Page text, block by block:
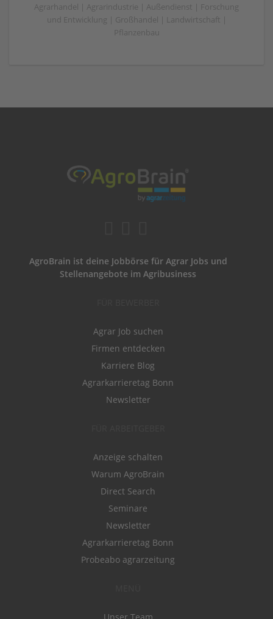
Agrarhandel | Agrarindustrie | Außendienst | Forschung
und Entwicklung | Großhandel | Landwirtschaft |
Pflanzenbau
AgroBrain ist deine Jobbörse für Agrar Jobs und
Stellenangebote im Agribusiness
Agrar Job suchen
Firmen entdecken
Karriere Blog
Agrarkarrieretag Bonn
Newsletter
Anzeige schalten
Warum AgroBrain
Direct Search
Seminare
Newsletter
Agrarkarrieretag Bonn
Probeabo agrarzeitung